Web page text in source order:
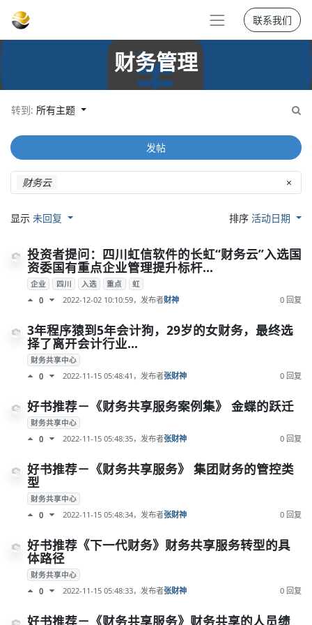
联系我们
财务管理
转到: 所有主题
财务云 ×
发帖
显示 未回复 排序活动日期
投资者提问：四川虹信软件的长虹“财务云”入选国
资委国有重点企业管理提升标杆...
企业 四川 入选 重点 虹
0 2022-12-02 10:10:59，发布者财神 0 回复
3年程序猿到5年会计狗，29岁的女财务，最终选
择了离开会计行业…
财务共享中心
0 2022-11-15 05:48:41 ，发布者张财神 0 回复
好书推荐－《财务共享服务案例集》 金蝶的跃迁
财务共享中心
0 2022-11-15 05:48:35，发布者张财神 0 回复
好书推荐－《财务共享服务》 集团财务的管控类
型
财务共享中心
0 2022-11-15 05:48:34，发布者张财神 0 回复
好书推荐《下一代财务》财务共享服务转型的具
体路径
财务共享中心
0 2022-11-15 05:48:33，发布者张财神 0 回复
好书推荐－《财务共享服务》财务共享的人员绩